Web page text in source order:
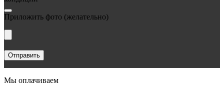
Приложить фото (желательно)
Мы оплачиваем